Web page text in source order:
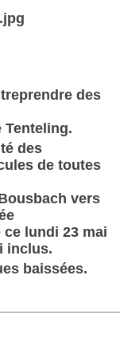
des
Tenteling.
des
de toutes
vers
lundi 23 mai
inclus.
baissées.